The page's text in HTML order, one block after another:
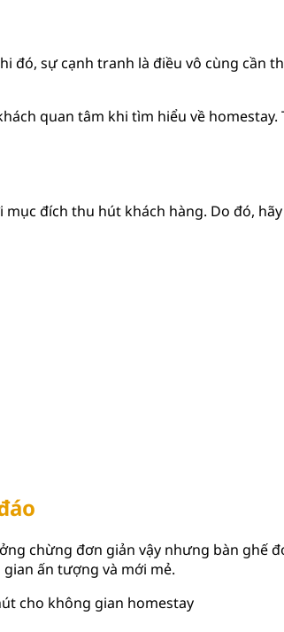
sự cạnh tranh là điều vô cùng cần
quan tâm khi tìm hiểu về homestay.
đích thu hút khách hàng. Do đó,
chừng đơn giản vậy nhưng bàn ghế
ấn tượng và mới mẻ.